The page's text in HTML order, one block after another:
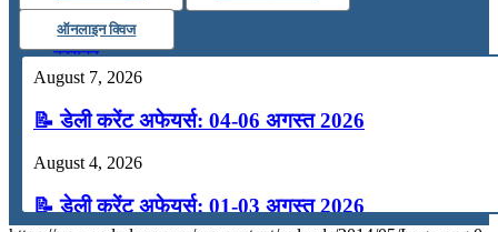
कंप्यूटर
अंग्रेजी
मॉक टेस्ट
ऑनलाइन क्विज
August 7, 2026
📝 डेली करेंट अफेयर्स: 04-06 अगस्त 2026
August 4, 2026
📝 डेली करेंट अफेयर्स: 01-03 अगस्त 2026